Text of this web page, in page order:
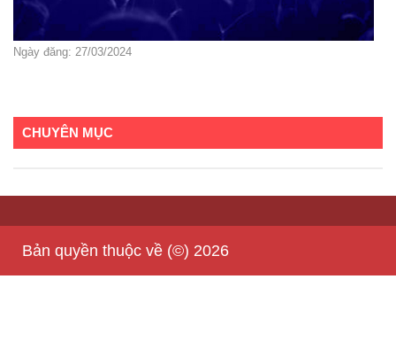
Ngày đăng: 27/03/2024
CHUYÊN MỤC
Bản quyền thuộc về (©) 2026